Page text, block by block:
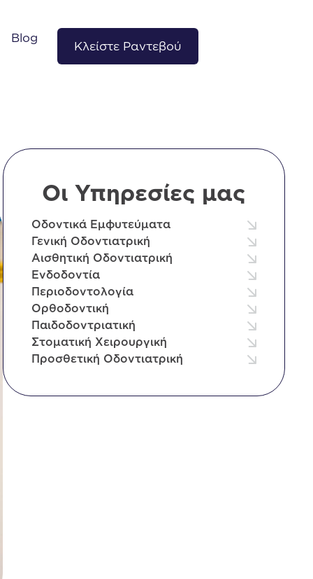
Blog
Κλείστε Ραντεβού
Οι Υπηρεσίες μας
Οδοντικά Εμφυτεύματα
Γενική Οδοντιατρική
Αισθητική Οδοντιατρική
Ενδοδοντία
Περιοδοντολογία
Ορθοδοντική
Παιδοδοντριατική
Στοματική Χειρουργική
Προσθετική Οδοντιατρική